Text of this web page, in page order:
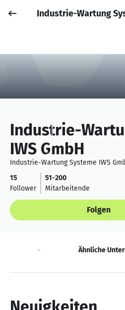
Industrie-Wartung
Industrie-
IWS GmbH
Industrie-Wartung Systeme IWS
15
Follower
51-200
Mitarbeitende
Folgen
Neuigkeiten Ähnliche